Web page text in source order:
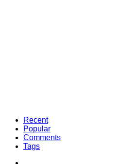
Recent
Popular
Comments
Tags